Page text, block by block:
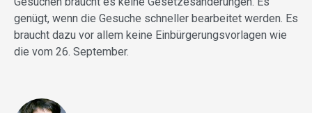
genügt, wenn die Gesuche schneller bearbeitet werden. Es
braucht dazu vor allem keine Einbürgerungsvorlagen wie
die vom 26. September.